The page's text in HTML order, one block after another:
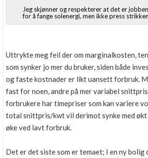
Jeg skjønner og respekterer at det er
for å fange solenergi, men ikke press
Uttrykte meg feil der om marginalkosten,
som synker jo mer du bruker, siden både
og faste kostnader er likt uansett forbruk.
fast for noen, andre på mer variabel
forbrukere har timepriser som kan variere
total snittpris/kwt vil derimot synke med
øke ved lavt forbruk.
Det er det siste som er temaet; I en ny